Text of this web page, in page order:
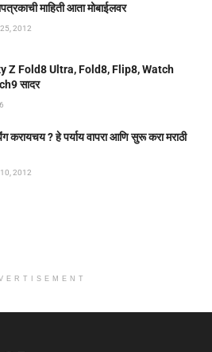
माहिती आता मोबाईलवर
2012
Z Fold8 Ultra, Fold8, Flip8, Watch
सादर
करायचय ? हे पर्याय वापरा आणि सुरू करा मराठी
2012